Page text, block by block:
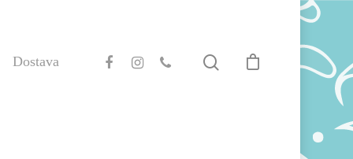
Dostava